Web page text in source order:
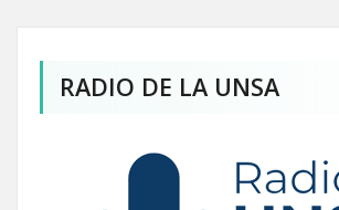
RADIO DE LA UNSA